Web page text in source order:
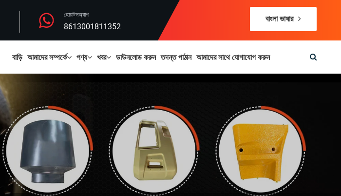
হোয়াটসঅ্যাপ
8613001811352
বাংলা ভাষার
বাড়ি আমাদের সম্পর্কে পণ্য খবর ডাউনলোড করুন তদন্ত পাঠান আমাদের সাথে যোগাযোগ করুন